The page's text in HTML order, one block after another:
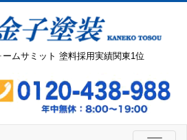
ムサミット 塗料採用実績関東1位